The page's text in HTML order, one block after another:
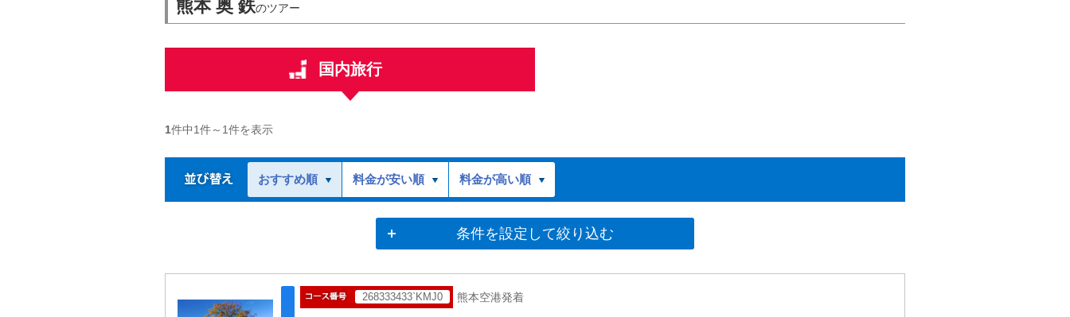
熊本 奥 鉄のツアー
国内旅行
1件中1件～ 1件を表示
おすすめ順 料金が安い順 料金が高い順
条件を設定して絞り込む
268333433`KMJ0 熊本空港発着